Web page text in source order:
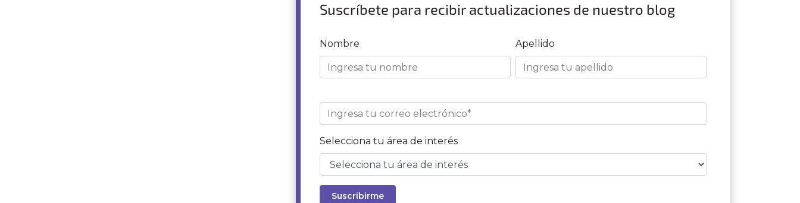
Suscríbete para recibir actualizaciones de nuestro blog
Nombre Apellido
Selecciona tu área de interés